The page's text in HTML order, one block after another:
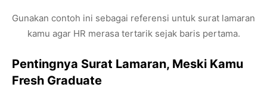
Gunakan contoh ini sebagai referensi untuk surat lamaran
kamu agar HR merasa tertarik sejak baris pertama.
Pentingnya Surat Lamaran, Meski Kamu
Fresh Graduate